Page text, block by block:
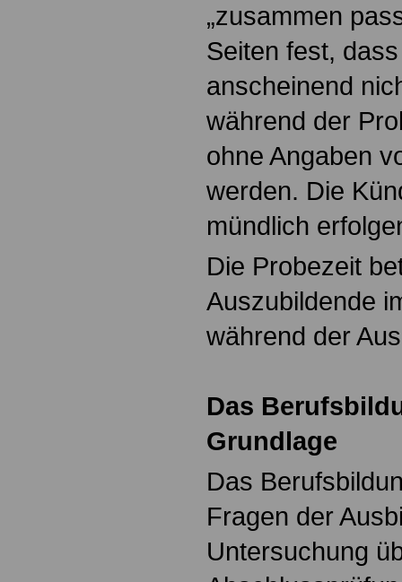
„zusammen
Seiten fest,
anscheinend
während der
ohne Angaben
werden. Die
mündlich
Die Probezeit
Auszubildende
während der
Das
Grundlage
Das
Fragen der
Untersuchung